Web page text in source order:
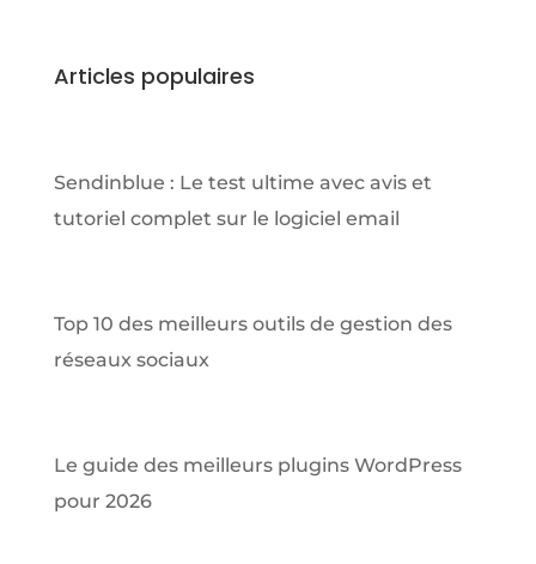
Articles populaires
Sendinblue : Le test ultime avec avis et
tutoriel complet sur le logiciel email
Top 10 des meilleurs outils de gestion des
réseaux sociaux
Le guide des meilleurs plugins WordPress
pour 2026